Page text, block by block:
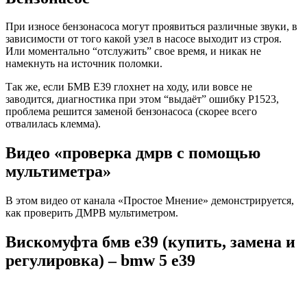
При износе бензонасоса могут проявиться различные звуки, в
зависимости от того какой узел в насосе выходит из строя.
Или моментально “отслужить” свое время, и никак не
намекнуть на источник поломки.
Так же, если БМВ Е39 глохнет на ходу, или вовсе не
заводится, диагностика при этом “выдаёт” ошибку P1523,
проблема решится заменой бензонасоса (скорее всего
отвалилась клемма).
Видео «проверка дмрв с помощью
мультиметра»
В этом видео от канала «Простое Мнение» демонстрируется,
как проверить ДМРВ мультиметром.
Вискомуфта бмв е39 (купить, замена и
регулировка) – bmw 5 e39